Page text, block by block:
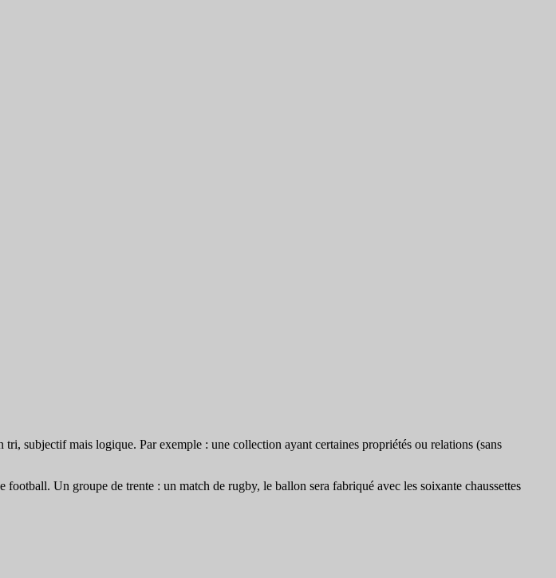
subjectif mais logique. Par exemple : une collection ayant certaines propriétés ou relations (sans
Un groupe de trente : un match de rugby, le ballon sera fabriqué avec les soixante chaussettes